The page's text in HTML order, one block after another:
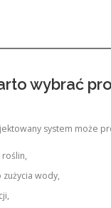
wybrać
system może
wody,